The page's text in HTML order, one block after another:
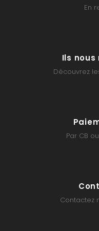
En
Ils
Découvrez
Par CB
Contactez